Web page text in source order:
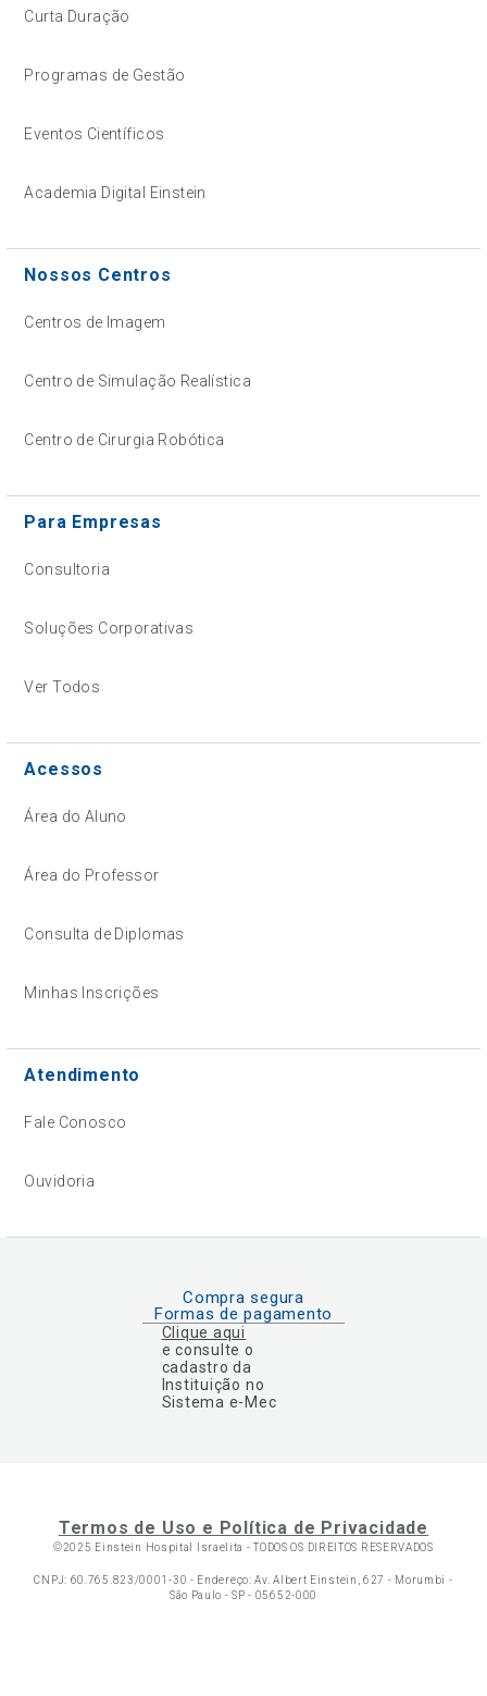
Curta Duração
Programas de Gestão
Eventos Científicos
Academia Digital Einstein
Nossos Centros
Centros de Imagem
Centro de Simulação Realística
Centro de Cirurgia Robótica
Para Empresas
Consultoria
Soluções Corporativas
Ver Todos
Acessos
Área do Aluno
Área do Professor
Consulta de Diplomas
Minhas Inscrições
Atendimento
Fale Conosco
Ouvidoria
Compra segura
Formas de pagamento
Clique aqui
e consulte o
cadastro da
Instituição no
Sistema e-Mec
Termos de Uso e Política de Privacidade
©2025 Einstein Hospital Israelita -TODOS OS DIREITOS RESERVADOS
CNPJ: 60.765.823/0001-30 - Endereço: Av. Albert Einstein, 627 - Morumbi -
São Paulo - SP - 05652-000